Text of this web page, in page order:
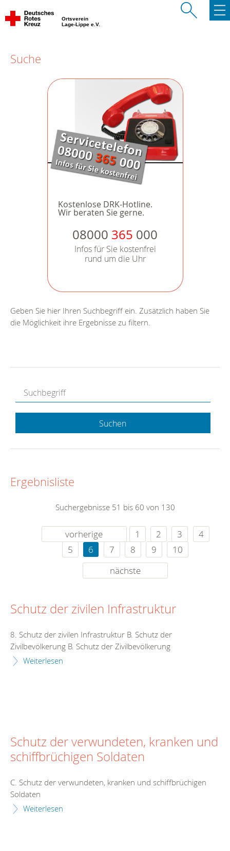
Ortsverein
Lage-Lippe e.V.
Suche
Kostenlose DRK-Hotline.
Wir beraten Sie gerne.
08000 365 000
Infos für Sie kostenfrei
rund um die Uhr
Geben Sie hier Ihren Suchbegriff ein. Zusätzlich haben Sie
die Möglichkeit ihre Ergebnisse zu filtern.
Suchen
Ergebnisliste
Suchergebnisse 51 bis 60 von 130
vorherige 1 2 3
4
5
6 7 8 9
10
nächste
Schutz der zivilen Infrastruktur
8. Schutz der zivilen Infrastruktur B. Schutz der
Zivilbevölkerung B. Schutz der Zivilbevölkerung
Weiterlesen
Schutz der verwundeten, kranken und
schiffbrüchigen Soldaten
C. Schutz der verwundeten, kranken und schiffbrüchigen
Soldaten
Weiterlesen